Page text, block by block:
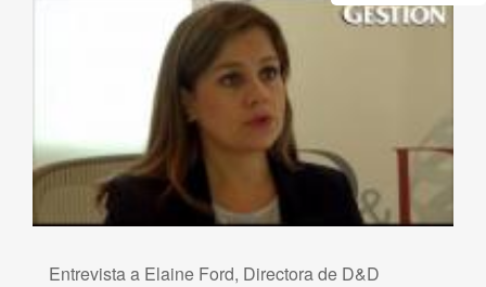
Entrevista a Elaine Ford, Directora de D&D